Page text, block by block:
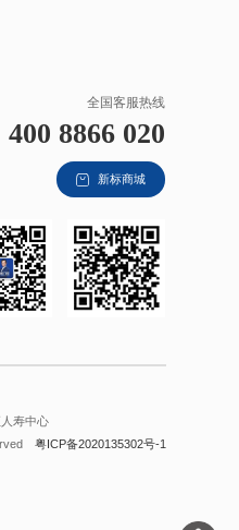
全国客服热线
400 8866 020
新标商城
寿中心
粤ICP备2020135302号-1